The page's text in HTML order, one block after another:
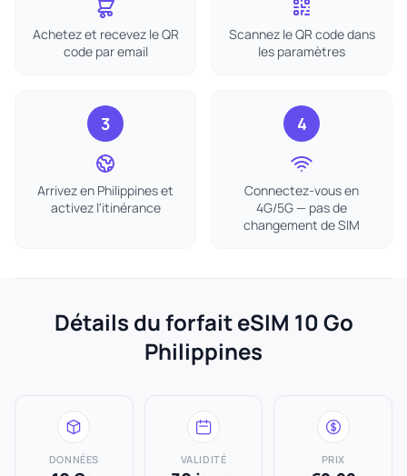
Achetez et recevez le QR
code par email
Scannez le QR code dans
les paramètres
3
Arrivez en Philippines et
activez l'itinérance
4
Connectez-vous en
4G/5G — pas de
changement de SIM
Détails du forfait eSIM 10 Go
Philippines
DONNÉES VALIDITÉ PRIX